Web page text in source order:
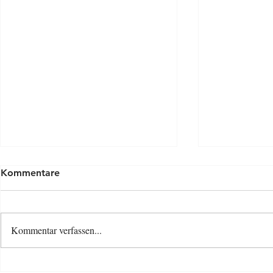
Kommentare
Kommentar verfassen...